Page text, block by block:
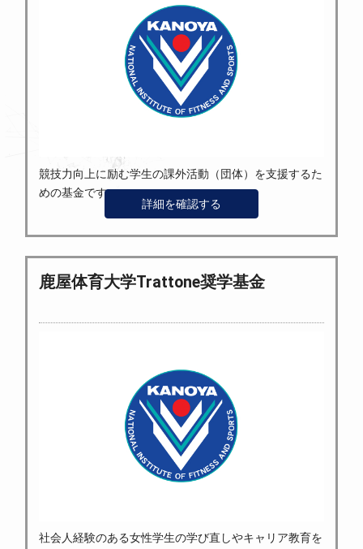
競技力向上に励む学生の課外活動（団体）を支援するた
めの基金です。
詳細を確認する
鹿屋体育大学Trattone奨学基金
社会人経験のある女性学生の学び直しやキャリア教育を